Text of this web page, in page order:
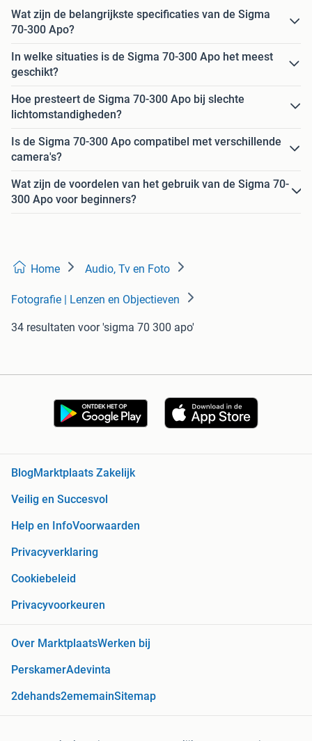
Wat zijn de belangrijkste specificaties van de Sigma
70-300 Apo?
In welke situaties is de Sigma 70-300 Apo het meest
geschikt?
Hoe presteert de Sigma 70-300 Apo bij slechte
lichtomstandigheden?
Is de Sigma 70-300 Apo compatibel met verschillende
camera's?
Wat zijn de voordelen van het gebruik van de Sigma 70-
300 Apo voor beginners?
Home Audio, Tv en Foto
Fotografie | Lenzen en Objectieven
34 resultaten voor 'sigma 70 300 apo'
BlogMarktplaats Zakelijk
Veilig en Succesvol
Help en InfoVoorwaarden
Privacyverklaring
Cookiebeleid
Privacyvoorkeuren
Over MarktplaatsWerken bij
PerskamerAdevinta
2dehands2ememainSitemap